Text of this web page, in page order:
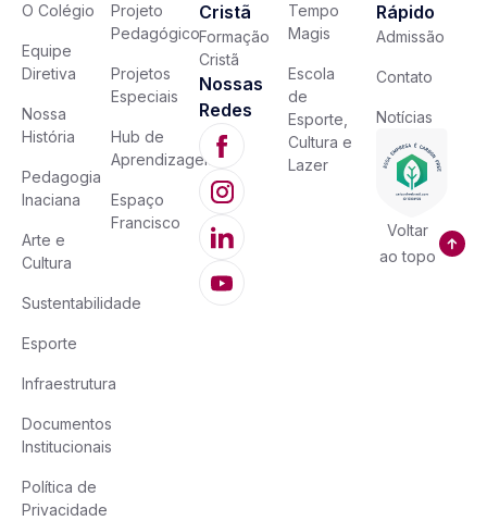
O Colégio
Equipe
Diretiva
Nossa
História
Pedagogia
Inaciana
Arte e
Cultura
Sustentabilidade
Esporte
Infraestrutura
Documentos
Institucionais
Política de
Privacidade
Projeto
Pedagógico
Projetos
Especiais
Hub de
Aprendizagem
Espaço
Francisco
Cristã
Formação
Cristã
Nossas
Redes
Tempo
Magis
Escola
de
Esporte,
Cultura e
Lazer
Rápido
Admissão
Contato
Notícias
Voltar
ao topo